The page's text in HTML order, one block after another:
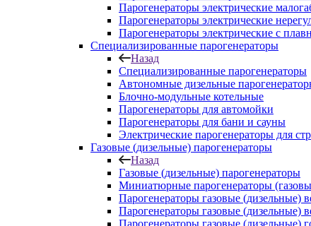
Парогенераторы электрические
Парогенераторы электрические
Парогенераторы электрические с
Специализированные парогенераторы
Назад
Специализированные парогенераторы
Автономные дизельные
Блочно-модульные котельные
Парогенераторы для автомойки
Парогенераторы для бани и сауны
Электрические парогенераторы для
Газовые (дизельные) парогенераторы
Назад
Газовые (дизельные) парогенераторы
Миниатюрные парогенераторы
Парогенераторы газовые (дизельные)
Парогенераторы газовые (дизельные)
Парогенераторы газовые (дизельные)